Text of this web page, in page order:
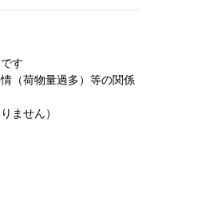
す
（荷物量過多）等の関係
ません）